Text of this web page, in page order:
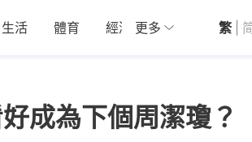
生活 體育 經濟 01深圳 觀點
更多 繁
成為下個周潔瓊？